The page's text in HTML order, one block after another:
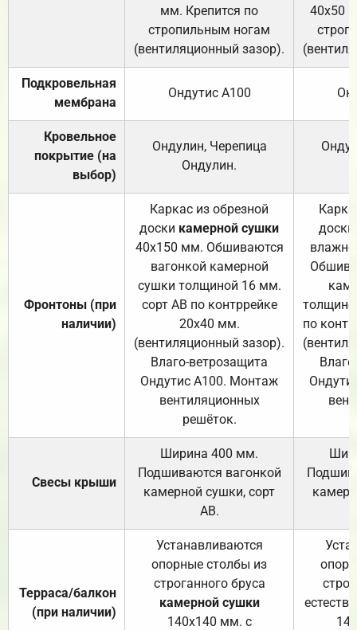
мм. Крепится по
стропильным ногам
(вентиляционный зазор).
40х50
Подкровельная
мембрана
Ондутис А100
Кровельное
покрытие (на
выбор)
Ондулин, Черепица
Ондулин.
Фронтоны (при
наличии)
Каркас из обрезной
доски камерной сушки
40х150 мм. Обшиваются
вагонкой камерной
сушки толщиной 16 мм.
сорт АВ по контррейке
20х40 мм.
(вентиляционный зазор).
Влаго-ветрозащита
Ондутис А100. Монтаж
вентиляционных
решёток.
доски
по
Свесы крыши
Ширина 400 мм.
Подшиваются вагонкой
камерной сушки, сорт
АВ.
Терраса/балкон
(при наличии)
Устанавливаются
опорные столбы из
строганного бруса
камерной сушки
140х140 мм. с